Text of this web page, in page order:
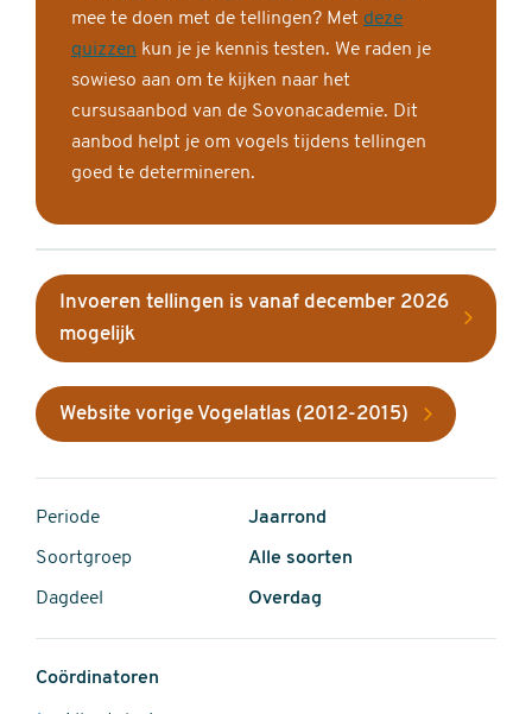
mee te doen met de tellingen? Met deze
quizzen kun je je kennis testen. We raden je
sowieso aan om te kijken naar het
cursusaanbod van de Sovonacademie. Dit
aanbod helpt je om vogels tijdens tellingen
goed te determineren.
Invoeren tellingen is vanaf december 2026
mogelijk
Website vorige Vogelatlas (2012-2015)
Periode Jaarrond
Soortgroep Alle soorten
Dagdeel Overdag
Coördinatoren